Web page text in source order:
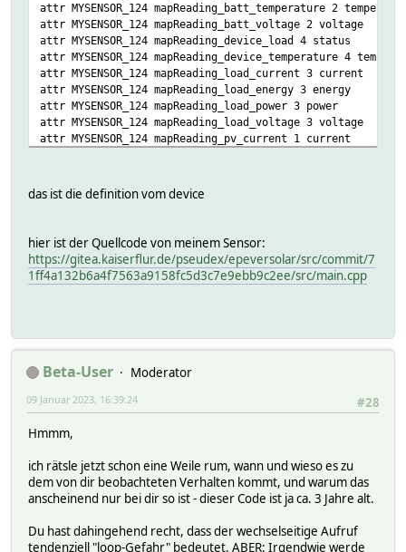
attr MYSENSOR_124 mapReading_batt_temperature 2
attr MYSENSOR_124 mapReading_batt_voltage 2 voltage
attr MYSENSOR_124 mapReading_device_load 4 status
attr MYSENSOR_124 mapReading_device_temperature 4
attr MYSENSOR_124 mapReading_load_current 3 current
attr MYSENSOR_124 mapReading_load_energy 3 energy
attr MYSENSOR_124 mapReading_load_power 3 power
attr MYSENSOR_124 mapReading_load_voltage 3 voltage
attr MYSENSOR_124 mapReading_pv_current 1 current
attr MYSENSOR_124 mapReading_pv_voltage 1 voltage
attr MYSENSOR_124 setCommands on:device_load:on
attr MYSENSOR_124 setReading_device_load on,off
attr MYSENSOR_124 stateFormat batt_level
# DEF 124
# NAME MYSENSOR_124
# NR 315
# TYPE MYSENSORS_DEVICE
# ack 0
# eventCount 163
# outstandingAck 0
# preSleep 2500
# radioId 124
# Helper:
# DBLOG:
das ist die definition vom device
hier ist der Quellcode von meinem Sensor:
https://gitea.kaiserflur.de/pseudex/epeversolar/src/commit/7
1ff4a132b6a4f7563a9158fc5d3c7e9ebb9c2ee/src/main.cpp
Beta-User
Moderator
#28
09 Januar 2023, 16:39:24
Hmmm,
ich rätsle jetzt schon eine Weile rum, wann und wieso es zu
dem von dir beobachteten Verhalten kommt, und warum das
anscheinend nur bei dir so ist - dieser Code ist ja ca. 3 Jahre alt.
Du hast dahingehend recht, dass der wechselseitige Aufruf
tendenziell "loop-Gefahr" bedeutet. ABER: Irgendwie werde